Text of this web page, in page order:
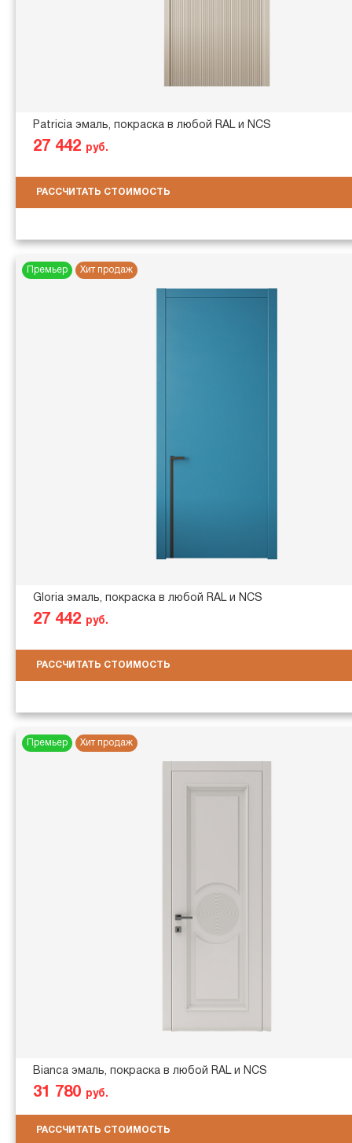
Patricia эмаль, покраска в любой RAL и NCS
27 442 руб.
РАССЧИТАТЬ СТОИМОСТЬ
Премьер Хит продаж
Gloria эмаль, покраска в любой RAL и NCS
27 442 руб.
РАССЧИТАТЬ СТОИМОСТЬ
Премьер Хит продаж
Bianca эмаль, покраска в любой RAL и NCS
31 780 руб.
РАССЧИТАТЬ СТОИМОСТЬ